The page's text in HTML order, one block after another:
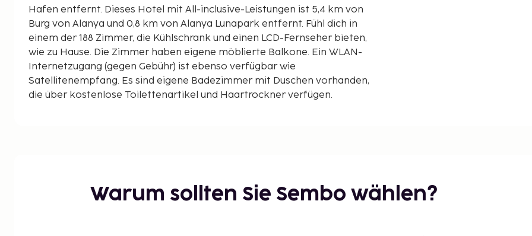
Hafen entfernt. Dieses Hotel mit All-inclusive-Leistungen ist 5,4 km von
Burg von Alanya und 0,8 km von Alanya Lunapark entfernt. Fühl dich in
einem der 188 Zimmer, die Kühlschrank und einen LCD-Fernseher bieten,
wie zu Hause. Die Zimmer haben eigene möblierte Balkone. Ein WLAN-
Internetzugang (gegen Gebühr) ist ebenso verfügbar wie
Satellitenempfang. Es sind eigene Badezimmer mit Duschen vorhanden,
die über kostenlose Toilettenartikel und Haartrockner verfügen.
Alanya-Seilbahn - Damlatas-Station – 1,7 km
Alanya Aquapark – 1,7 kmWarum sollten Sie Sembo wählen?